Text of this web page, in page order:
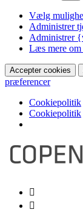
Vælg
Administrer
Administrer
Læs mere om
Accepter cookies
præferencer
Cookiepolitik
Cookiepolitik
Videre
indhold